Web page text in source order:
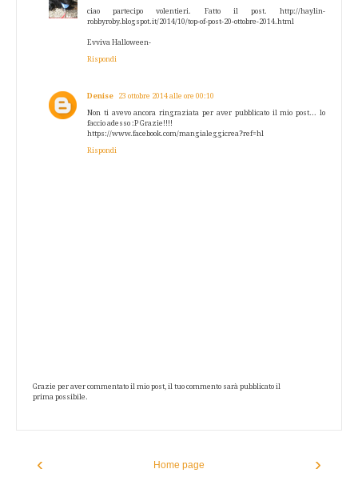
ciao partecipo volentieri. Fatto il post. http://haylin-
robbyroby.blogspot.it/2014/10/top-of-post-20-ottobre-2014.html
Evviva Halloween-
Rispondi
Denise 23 ottobre 2014 alle ore 00:10
Non ti avevo ancora ringraziata per aver pubblicato il mio post... lo
faccio adesso :P Grazie!!!!
https://www.facebook.com/mangialeggicrea?ref=hl
Rispondi
Grazie per aver commentato il mio post, il tuo commento sarà pubblicato il
prima possibile.
‹ ›
Home page